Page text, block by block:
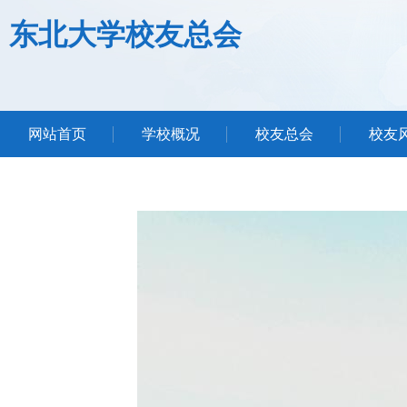
东北大学校友总会
网站首页 学校概况 校友总会 校友